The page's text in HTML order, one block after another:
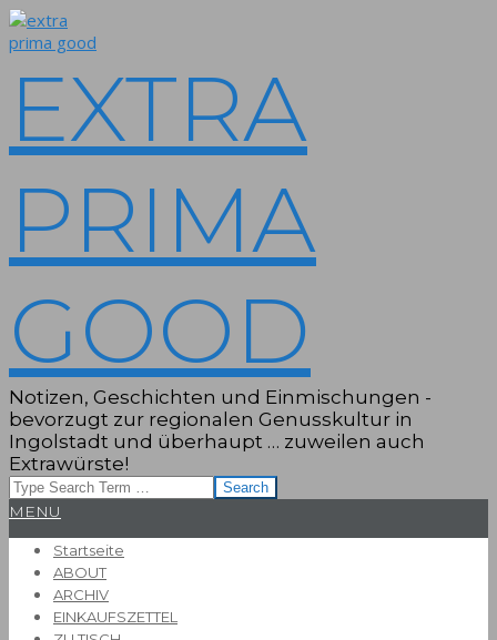
Skip
to
EXTRA
PRIMA
GOOD
Notizen, Geschichten und Einmischungen -
bevorzugt zur regionalen Genusskultur in
Ingolstadt und überhaupt … zuweilen auch
Extrawürste!
Search
Primary
Menu
MENU
Startseite
ABOUT
ARCHIV
EINKAUFSZETTEL